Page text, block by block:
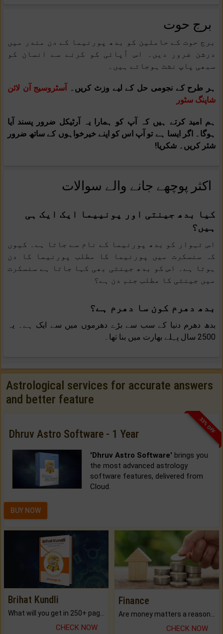
برج حوت
برج حوت کے حاملین کو بدھ پورنیما کے دن مندر میں
درشن ضرور دیں۔ اس اُپائی کو کرنے سے انسان کو
سبھی پاپ نشٹ ہوجاتے ہیں۔
ہر طرح کے نجومی حل کے لیے وزٹ کریں۔
آسٹروسیج آن لائن
شاپنگ سٹور
ہم امید کرتے ہیں کہ آپ کو ہمارا یہ آرٹیکل ضرور پسند آیا
ہوگا۔ اگر ایسا ہے تو آپ اس کو اپنے خیرخواہوں کے ساتھ ضرور
شئر کریں۔ شکریا!
اکثر پوچھے جانے والے سوالات
کیا بدھ جینتی اور پونییما ایک ایک ہی
ہیں؟
اس تہوار کو بدھ پورنیما کے نام سے جاتا ہے۔ کیوں
کہ سنسکرت میں پورنیما کا مطلب پورنیما کا دن
ہوتا ہے۔ اس کو بدھ جینتی بھی کہا جاتا ہے سنسکرت
میں جینتی کا مطلب جنم دن ہے؟
بدھ دھرم کون سا دھرم ہے؟
بدھ دھرم دنیا کے سب سے بڑے دھرموں میں سے ایک ہے۔ یہ
2500 سال پہلے بھارت میں بنا تھا۔
Astrological services for accurate answers
and better feature
33% OFF
Dhruv Astro Software - 1 Year
'Dhruv Astro Software' brings you
the most advanced astrology
software features, delivered from
Cloud.
BUY NOW
Brihat Kundli
CHECK NOW
Finance
CHECK NOW